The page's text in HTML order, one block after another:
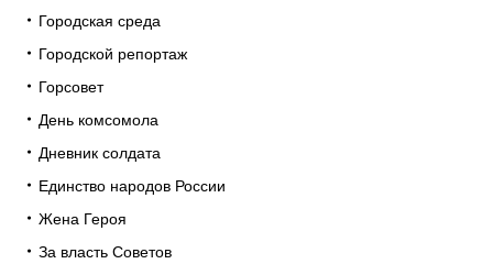
Городская среда
Городской репортаж
Горсовет
День комсомола
Дневник солдата
Единство народов России
Жена Героя
За власть Советов